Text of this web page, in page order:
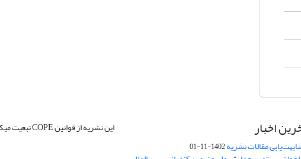
اخبار
مقالات نشریه1402-11-01
این نشریه از قوانین COPE تبعیت میکند.